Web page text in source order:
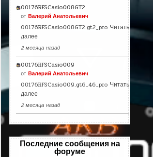
00176RFSCasio008GT2
от Валерий Анатольевич
00176RFSCasio008GT2.gt2_pro Читать
далее
2 месяца назад
00176RFSCasio009
от Валерий Анатольевич
00176RFSCasio009.gt6_46_pro Читать
далее
2 месяца назад
Последние сообщения на
форуме